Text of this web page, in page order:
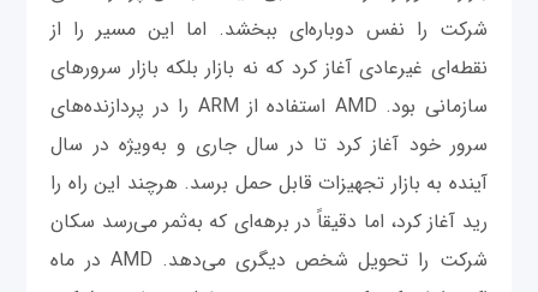
شرکت را نفس دوباره‌ای ببخشد. اما این مسیر را از
نقطه‌ای غیرعادی آغاز کرد که نه بازار بلکه بازار سرورهای
سازمانی بود. AMD استفاده از ARM را در پردازنده‌های
سرور خود آغاز کرد تا در سال جاری و به‌ویژه در سال
آینده به بازار تجهیزات قابل حمل برسد. هرچند این راه را
رید آغاز کرد، اما دقیقاً در برهه‌ای که به‌ثمر می‌رسد سکان
شرکت را تحویل شخص دیگری می‌دهد. AMD در ماه